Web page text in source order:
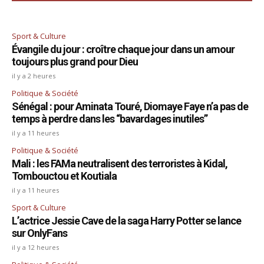
Sport & Culture
Évangile du jour : croître chaque jour dans un amour
toujours plus grand pour Dieu
il y a 2 heures
Politique & Société
Sénégal : pour Aminata Touré, Diomaye Faye n’a pas de
temps à perdre dans les “bavardages inutiles”
il y a 11 heures
Politique & Société
Mali : les FAMa neutralisent des terroristes à Kidal,
Tombouctou et Koutiala
il y a 11 heures
Sport & Culture
L’actrice Jessie Cave de la saga Harry Potter se lance
sur OnlyFans
il y a 12 heures